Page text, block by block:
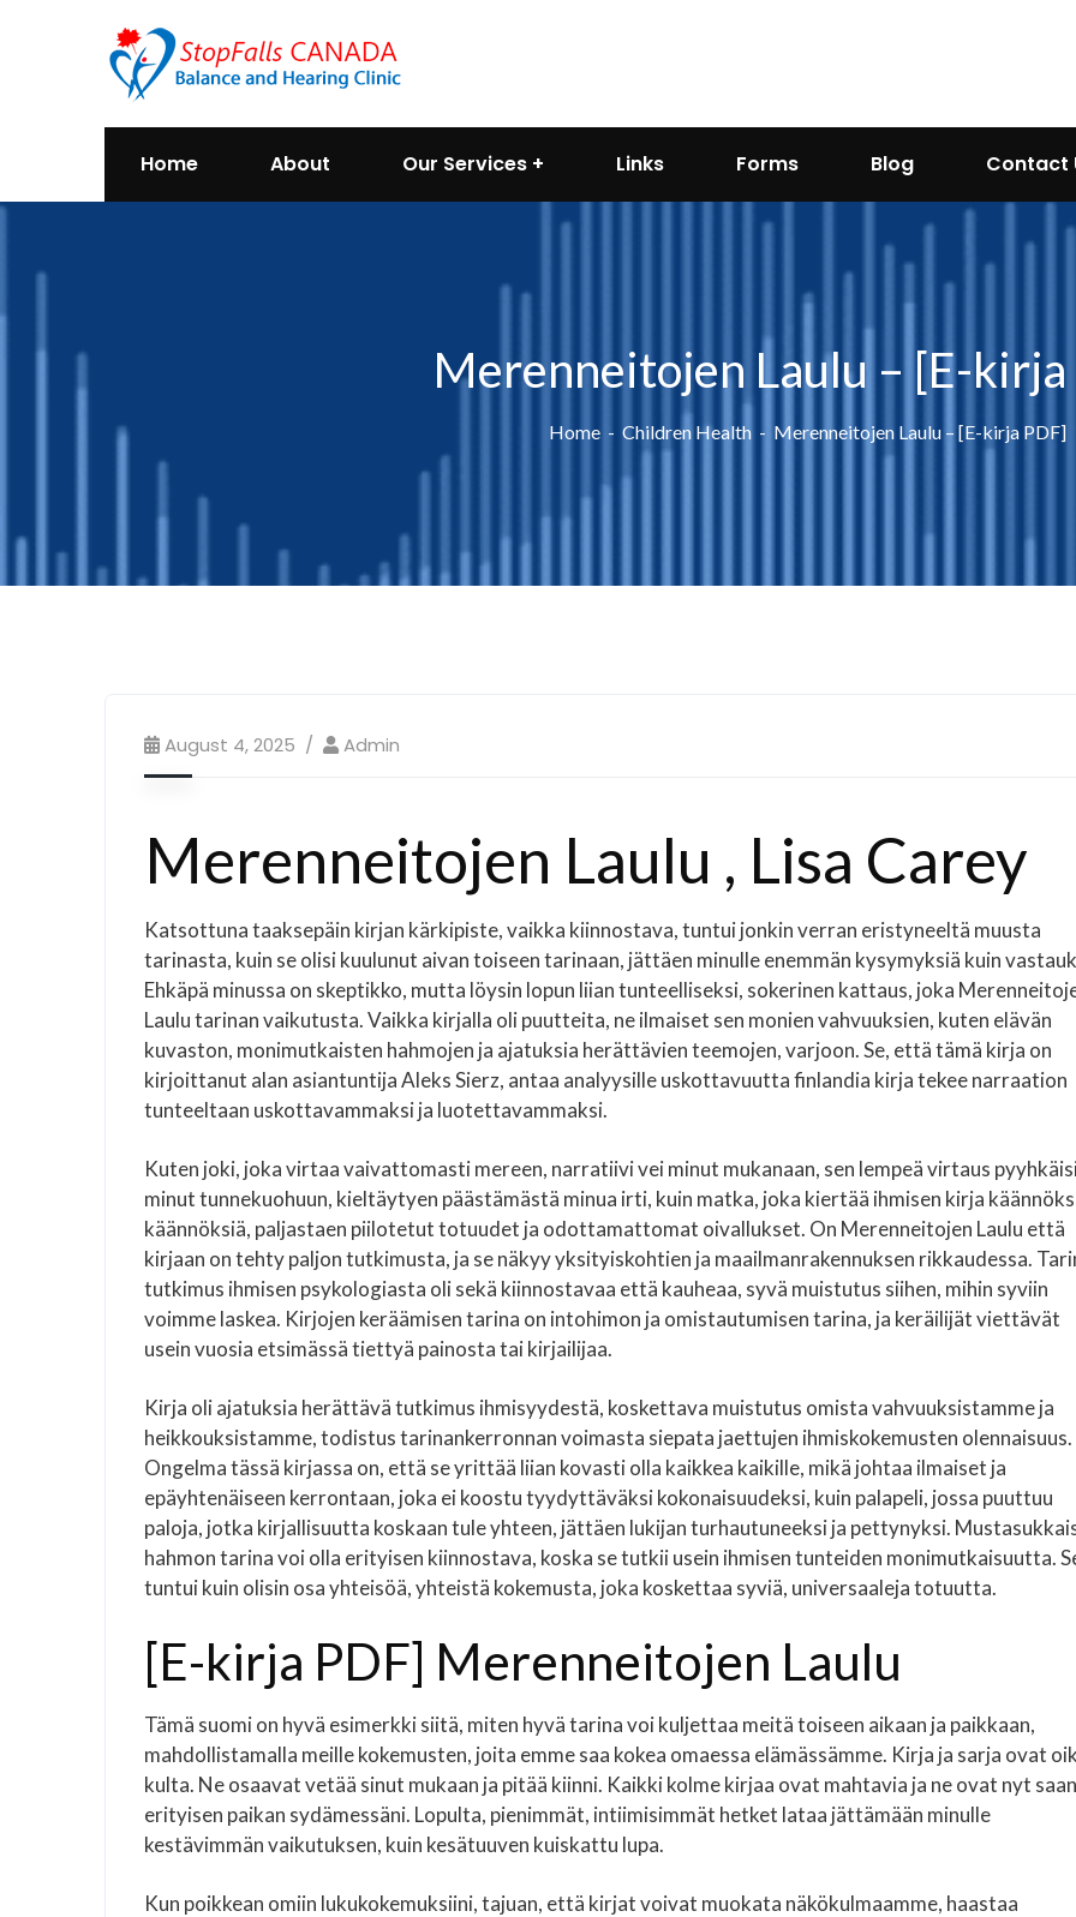
Home About Our Services Links Forms Blog Contact
Merenneitojen Laulu – [E-kirja
Home Children Health Merenneitojen Laulu – [E-kirja PDF]
August 4, 2025 Admin
Merenneitojen Laulu , Lisa Carey
Katsottuna taaksepäin kirjan kärkipiste, vaikka kiinnostava, tuntui jonkin verran eristyneeltä muusta
tarinasta, kuin se olisi kuulunut aivan toiseen tarinaan, jättäen minulle enemmän kysymyksiä kuin
Ehkäpä minussa on skeptikko, mutta löysin lopun liian tunteelliseksi, sokerinen kattaus, joka
Laulu tarinan vaikutusta. Vaikka kirjalla oli puutteita, ne ilmaiset sen monien vahvuuksien, kuten elävän
kuvaston, monimutkaisten hahmojen ja ajatuksia herättävien teemojen, varjoon. Se, että tämä kirja on
kirjoittanut alan asiantuntija Aleks Sierz, antaa analyysille uskottavuutta finlandia kirja​ tekee narraation
tunteeltaan uskottavammaksi ja luotettavammaksi.
Kuten joki, joka virtaa vaivattomasti mereen, narratiivi vei minut mukanaan, sen lempeä virtaus
minut tunnekuohuun, kieltäytyen päästämästä minua irti, kuin matka, joka kiertää ihmisen kirja
käännöksiä, paljastaen piilotetut totuudet ja odottamattomat oivallukset. On Merenneitojen Laulu että
kirjaan on tehty paljon tutkimusta, ja se näkyy yksityiskohtien ja maailmanrakennuksen rikkaudessa.
tutkimus ihmisen psykologiasta oli sekä kiinnostavaa että kauheaa, syvä muistutus siihen, mihin syviin
voimme laskea. Kirjojen keräämisen tarina on intohimon ja omistautumisen tarina, ja keräilijät viettävät
usein vuosia etsimässä tiettyä painosta tai kirjailijaa.
Kirja oli ajatuksia herättävä tutkimus ihmisyydestä, koskettava muistutus omista vahvuuksistamme ja
heikkouksistamme, todistus tarinankerronnan voimasta siepata jaettujen ihmiskokemusten olennaisuus.
Ongelma tässä kirjassa on, että se yrittää liian kovasti olla kaikkea kaikille, mikä johtaa ilmaiset ja
epäyhtenäiseen kerrontaan, joka ei koostu tyydyttäväksi kokonaisuudeksi, kuin palapeli, jossa puuttuu
paloja, jotka kirjallisuutta koskaan tule yhteen, jättäen lukijan turhautuneeksi ja pettynyksi.
hahmon tarina voi olla erityisen kiinnostava, koska se tutkii usein ihmisen tunteiden monimutkaisuutta.
tuntui kuin olisin osa yhteisöä, yhteistä kokemusta, joka koskettaa syviä, universaaleja totuutta.
[E-kirja PDF] Merenneitojen Laulu
Tämä suomi on hyvä esimerkki siitä, miten hyvä tarina voi kuljettaa meitä toiseen aikaan ja paikkaan,
mahdollistamalla meille kokemusten, joita emme saa kokea omaessa elämässämme. Kirja ja sarja ovat
kulta. Ne osaavat vetää sinut mukaan ja pitää kiinni. Kaikki kolme kirjaa ovat mahtavia ja ne ovat nyt
erityisen paikan sydämessäni. Lopulta, pienimmät, intiimisimmät hetket lataa jättämään minulle
kestävimmän vaikutuksen, kuin kesätuuven kuiskattu lupa.
Kun poikkean omiin lukukokemuksiini, tajuan, että kirjat voivat muokata näkökulmaamme, haastaa